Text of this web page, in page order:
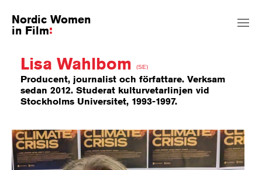
Nordic Women
in Film
Lisa Wahlbom (SE)
Producent, journalist och författare. Verksam
sedan 2012. Studerat kulturvetarlinjen vid
Stockholms Universitet, 1993-1997.